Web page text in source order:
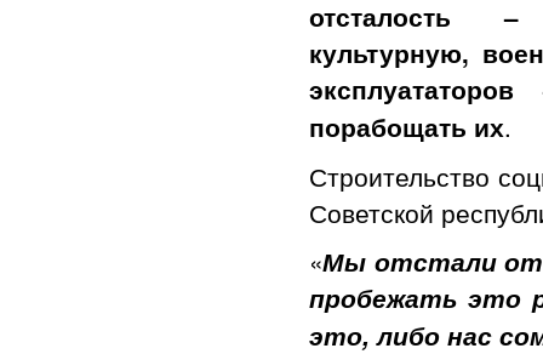
отсталость –
культурную,
порабощать их.
Строительство
Советской
«Мы отстали от
пробежать это
это, либо нас